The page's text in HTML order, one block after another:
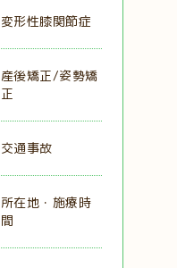
変形性膝関節症
産後矯正/姿勢矯
正
交通事故
所在地・施療時
間